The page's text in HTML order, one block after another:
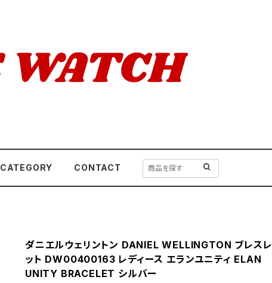
CATEGORY CONTACT
ダニエルウェリントン DANIEL WELLINGTON ブレスレ
ット DW00400163 レディース エランユニティ ELAN
UNITY BRACELET シルバー